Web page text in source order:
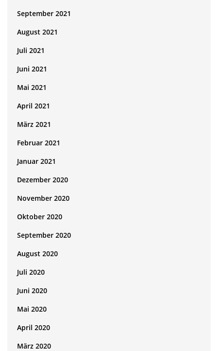
September 2021
August 2021
Juli 2021
Juni 2021
Mai 2021
April 2021
März 2021
Februar 2021
Januar 2021
Dezember 2020
November 2020
Oktober 2020
September 2020
August 2020
Juli 2020
Juni 2020
Mai 2020
April 2020
März 2020